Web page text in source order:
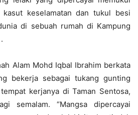
kasut keselamatan dan tukul besi
di sebuah rumah di Kampung
Alam Mohd Iqbal Ibrahim berkata
bekerja sebagai tukang gunting
kerjanya di Taman Sentosa,
semalam. “Mangsa dipercayai